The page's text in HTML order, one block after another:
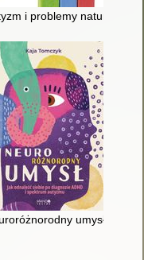
i problemy natury
Son-Rise, który
umysł : jak